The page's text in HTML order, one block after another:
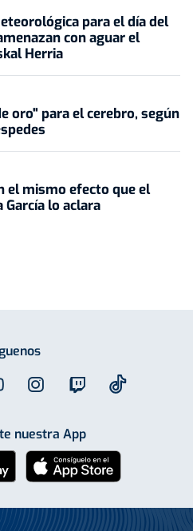
para el día del
con aguar el
Herria
oro" para el cerebro, según
el mismo efecto que el
García lo aclara
nuestra App